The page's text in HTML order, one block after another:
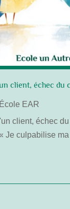
client, échec du
École EAR
client, échec
Je culpabilise